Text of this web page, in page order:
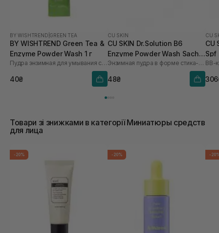
BY WISHTREND GREEN TEA
BY WISHTREND Green Tea &
Enzyme Powder Wash 1 г
Пудра энзимная для умывания с ароматом матча
40₴
CU SKIN
CU SKIN Dr.Solution B6
Enzyme Powder Wash Sachet
для проблемної та жирноїЭнзимная пудра в форме стика-саше с пиридоксином и каламином
48₴
CU
CU
Spf
BB-
Товари зі знижками в категорії Миниатюры средств
для лица
-20% -20% -